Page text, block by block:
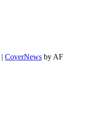
| CoverNews by AF